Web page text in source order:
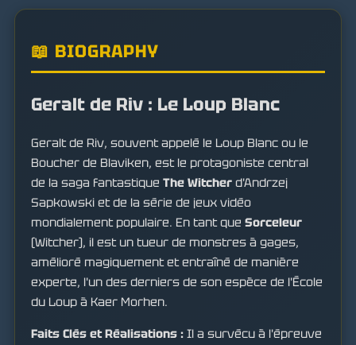
📖 BIOGRAPHY
Geralt de Riv : Le Loup Blanc
Geralt de Riv, souvent appelé le Loup Blanc ou le
Boucher de Blaviken, est le protagoniste central
de la saga fantastique The Witcher d'Andrzej
Sapkowski et de la série de jeux vidéo
mondialement populaire. En tant que Sorceleur
(Witcher), il est un tueur de monstres à gages,
amélioré magiquement et entraîné de manière
experte, l'un des derniers de son espèce de l'École
du Loup à Kaer Morhen.
Faits Clés et Réalisations : Il a survécu à l'épreuve